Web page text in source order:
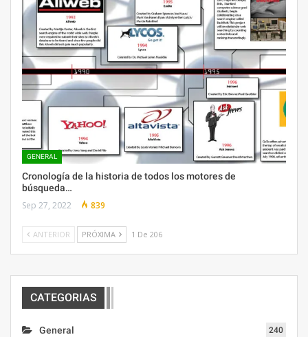
GENERAL
Cronología de la historia de todos los motores de
búsqueda…
Sep 27, 2022 839
ANTERIOR PRÓXIMA 1 De 206
CATEGORIAS
General 240